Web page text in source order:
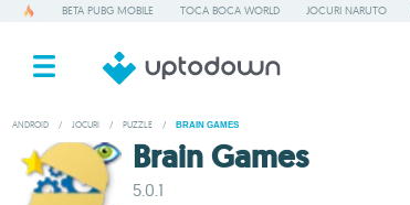
BETA PUBG MOBILE TOCA BOCA WORLD JOCURI NARUTO
ANDROID / JOCURI / PUZZLE / BRAIN GAMES
Brain Games
5.0.1